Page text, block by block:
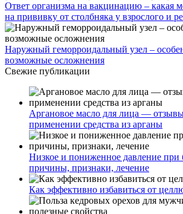
Ответ организма на вакцинацию – какая
на прививку от столбняка у взрослого и
Наружный геморроидальный узел –
возможные осложнения
Свежие публикации
Аргановое масло для лица —
применении средства из арганы
Низкое и пониженное давление
причины, признаки, лечение
Как эффективно избавиться от